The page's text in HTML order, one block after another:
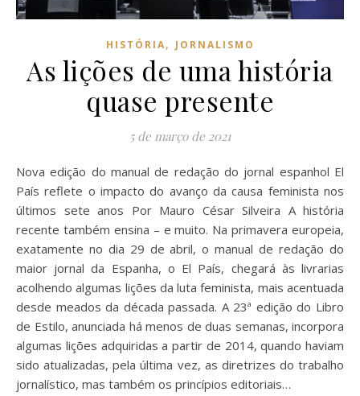
HISTÓRIA, JORNALISMO
As lições de uma história
quase presente
5 de março de 2021
Nova edição do manual de redação do jornal espanhol El
País reflete o impacto do avanço da causa feminista nos
últimos sete anos Por Mauro César Silveira A história
recente também ensina – e muito. Na primavera europeia,
exatamente no dia 29 de abril, o manual de redação do
maior jornal da Espanha, o El País, chegará às livrarias
acolhendo algumas lições da luta feminista, mais acentuada
desde meados da década passada. A 23ª edição do Libro
de Estilo, anunciada há menos de duas semanas, incorpora
algumas lições adquiridas a partir de 2014, quando haviam
sido atualizadas, pela última vez, as diretrizes do trabalho
jornalístico, mas também os princípios editoriais…